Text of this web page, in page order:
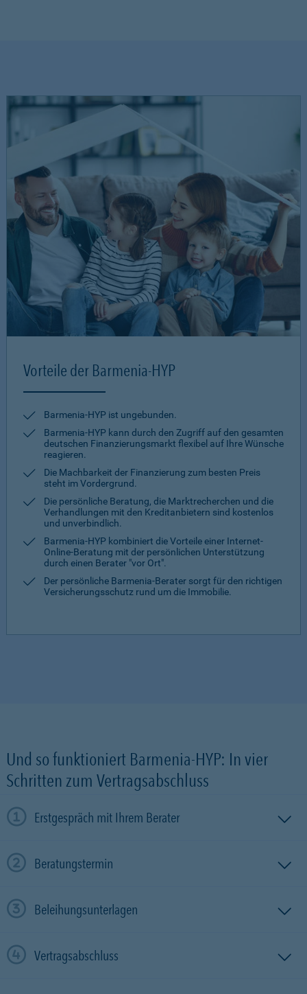
Vorteile der Barmenia-HYP
Barmenia-HYP ist ungebunden.
Barmenia-HYP kann durch den Zugriff auf den gesamten
deutschen Finanzierungsmarkt flexibel auf Ihre Wünsche
reagieren.
Die Machbarkeit der Finanzierung zum besten Preis
steht im Vordergrund.
Die persönliche Beratung, die Marktrecherchen und die
Verhandlungen mit den Kreditanbietern sind kostenlos
und unverbindlich.
Barmenia-HYP kombiniert die Vorteile einer Internet-
Online-Beratung mit der persönlichen Unterstützung
durch einen Berater "vor Ort".
Der persönliche Barmenia-Berater sorgt für den richtigen
Versicherungsschutz rund um die Immobilie.
Und so funktioniert Barmenia-HYP: In vier
Schritten zum Vertragsabschluss
Erstgespräch mit Ihrem Berater
Beratungstermin
Beleihungsunterlagen
Vertragsabschluss